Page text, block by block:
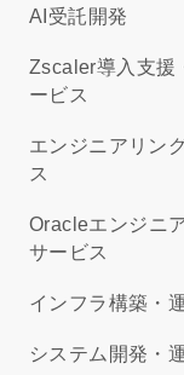
AI受託開発
Zscaler導入支援
ービス
エンジニアリン
ス
Oracleエンジニ
サービス
インフラ構築・
システム開発・